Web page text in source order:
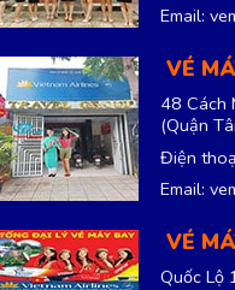
Email:
VÉ
48 Cách
(Quận
Điện
Email:
VÉ
Quốc Lộ